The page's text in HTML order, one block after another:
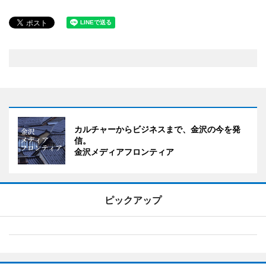
カルチャーからビジネスまで、金沢の今を発
信。
金沢メディアフロンティア
ピックアップ